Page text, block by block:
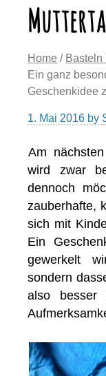
Home / Basteln
Ein ganz
Geschenkidee
1. Mai 2016 by
Am
wird zwar
dennoch
zauberhafte,
sich mit
Ein
gewerkelt
sondern
also besser